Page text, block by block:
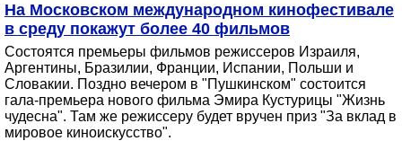
На Московском международном кинофестивале
в среду покажут более 40 фильмов
Состоятся премьеры фильмов режиссеров Израиля,
Аргентины, Бразилии, Франции, Испании, Польши и
Словакии. Поздно вечером в "Пушкинском" состоится
гала-премьера нового фильма Эмира Кустурицы "Жизнь
чудесна". Там же режиссеру будет вручен приз "За вклад в
мировое киноискусство".